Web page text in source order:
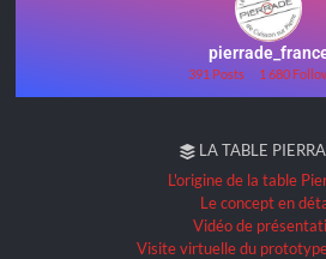
391 Posts 1 680
LA TABLE
L'origine de la table
Le concept en
Vidéo de
Visite virtuelle du